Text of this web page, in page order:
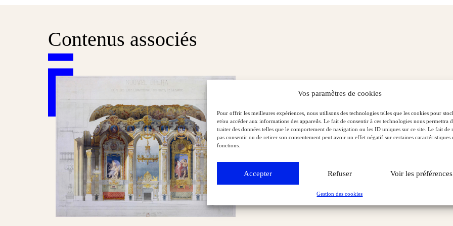
Vos paramètres de cookies
Pour offrir les meilleures expériences, nous utilisons des technologies telles que les cookies pour
et/ou accéder aux informations des appareils. Le fait de consentir à ces technologies nous permettra
traiter des données telles que le comportement de navigation ou les ID uniques sur ce site. Le fait de
pas consentir ou de retirer son consentement peut avoir un effet négatif sur certaines caractéristiques
fonctions.
Accepter Refuser Voir les préférences
Gestion des cookies
Contenus associés